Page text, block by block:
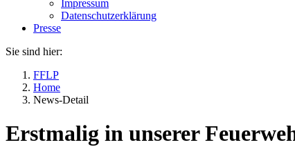
Impressum
Datenschutzerklärung
Presse
Sie sind hier:
FFLP
Home
News-Detail
Erstmalig in unserer